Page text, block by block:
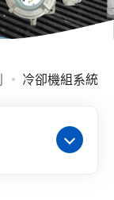
冷卻機組系統